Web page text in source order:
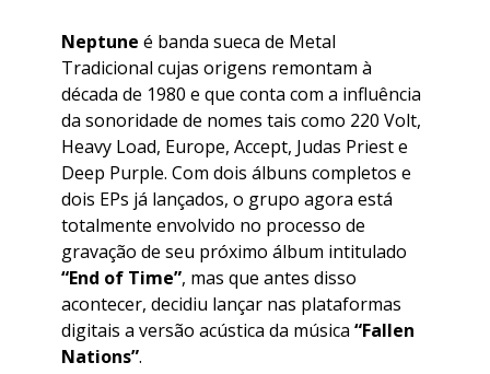
Neptune é banda sueca de Metal
Tradicional cujas origens remontam à
década de 1980 e que conta com a influência
da sonoridade de nomes tais como 220 Volt,
Heavy Load, Europe, Accept, Judas Priest e
Deep Purple. Com dois álbuns completos e
dois EPs já lançados, o grupo agora está
totalmente envolvido no processo de
gravação de seu próximo álbum intitulado
“End of Time”, mas que antes disso
acontecer, decidiu lançar nas plataformas
digitais a versão acústica da música “Fallen
Nations”.